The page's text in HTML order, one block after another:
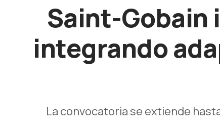
Saint-Gobain
integrando
La convocatoria se extiende